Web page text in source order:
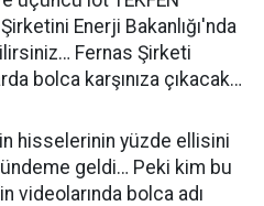
Enerji Bakanlığı'nda
Fernas Şirketi
bolca karşınıza çıkacak…
hisselerinin yüzde ellisini
geldi… Peki kim bu
videolarında bolca adı